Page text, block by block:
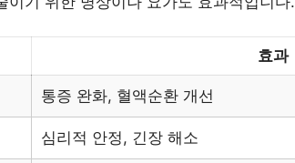
효과
통증 완화, 혈액순환 개선
심리적 안정, 긴장 해소